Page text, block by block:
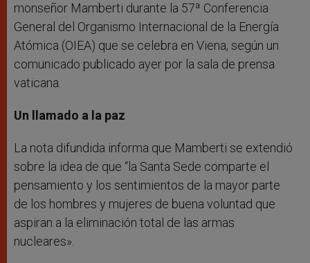
monseñor Mamberti durante la 57ª Conferencia
General del Organismo Internacional de la Energía
Atómica (OIEA) que se celebra en Viena, según un
comunicado publicado ayer por la sala de prensa
vaticana.
Un llamado a la paz
La nota difundida informa que Mamberti se extendió
sobre la idea de que “la Santa Sede comparte el
pensamiento y los sentimientos de la mayor parte
de los hombres y mujeres de buena voluntad que
aspiran a la eliminación total de las armas
nucleares».